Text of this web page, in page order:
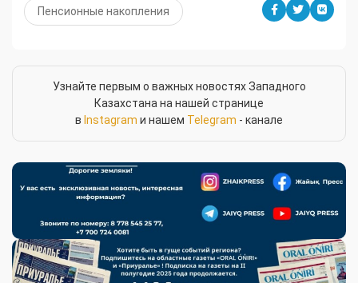
Пенсионные накопления
Узнайте первым о важных новостях Западного
Казахстана на нашей странице
в Instagram и нашем Telegram - канале